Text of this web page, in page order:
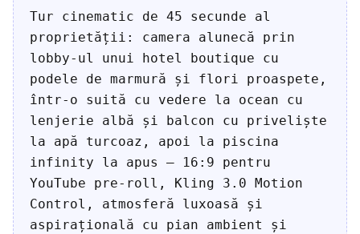
Tur cinematic de 45 secunde al
proprietății: camera alunecă prin
lobby-ul unui hotel boutique cu
podele de marmură și flori proaspete,
într-o suită cu vedere la ocean cu
lenjerie albă și balcon cu priveliște
la apă turcoaz, apoi la piscina
infinity la apus — 16:9 pentru
YouTube pre-roll, Kling 3.0 Motion
Control, atmosferă luxoasă și
aspirațională cu pian ambient și